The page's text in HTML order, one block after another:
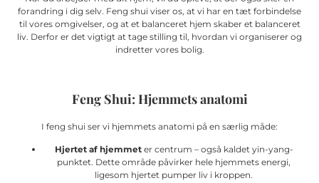
forandring i dig selv. Feng shui viser os, at vi har en tæt forbindelse
til vores omgivelser, og at et balanceret hjem skaber et balanceret
liv. Derfor er det vigtigt at tage stilling til, hvordan vi organiserer og
indretter vores bolig.
Feng Shui: Hjemmets anatomi
I feng shui ser vi hjemmets anatomi på en særlig måde:
Hjertet af hjemmeter centrum – også kaldet yin-yang-
punktet. Dette område påvirker hele hjemmets energi,
ligesom hjertet pumper liv i kroppen.